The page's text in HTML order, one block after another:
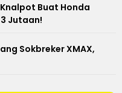
Knalpot Buat Honda
Jutaan!
Sokbreker XMAX,